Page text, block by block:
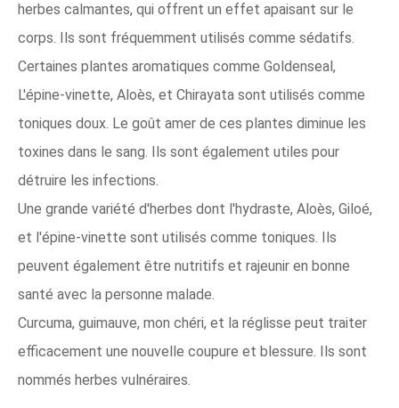
herbes calmantes, qui offrent un effet apaisant sur le
corps. Ils sont fréquemment utilisés comme sédatifs.
Certaines plantes aromatiques comme Goldenseal,
L'épine-vinette, Aloès, et Chirayata sont utilisés comme
toniques doux. Le goût amer de ces plantes diminue les
toxines dans le sang. Ils sont également utiles pour
détruire les infections.
Une grande variété d'herbes dont l'hydraste, Aloès, Giloé,
et l'épine-vinette sont utilisés comme toniques. Ils
peuvent également être nutritifs et rajeunir en bonne
santé avec la personne malade.
Curcuma, guimauve, mon chéri, et la réglisse peut traiter
efficacement une nouvelle coupure et blessure. Ils sont
nommés herbes vulnéraires.